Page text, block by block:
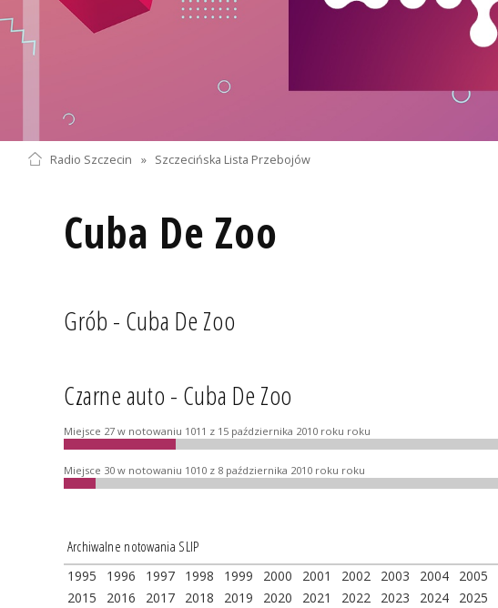
Radio Szczecin » Szczecińska Lista Przebojów
Cuba De Zoo
Grób - Cuba De Zoo
Czarne auto - Cuba De Zoo
Miejsce 27 w notowaniu 1011 z 15 października 2010 roku roku
Miejsce 30 w notowaniu 1010 z 8 października 2010 roku roku
Archiwalne notowania SLIP
1995 1996 1997 1998 1999 2000 2001 2002 2003 2004 2005
2015
2016 2017 2018 2019 2020 2021 2022 2023 2024 2025